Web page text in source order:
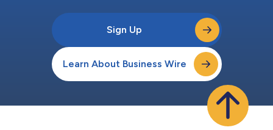
Sign Up
Learn About Business Wire